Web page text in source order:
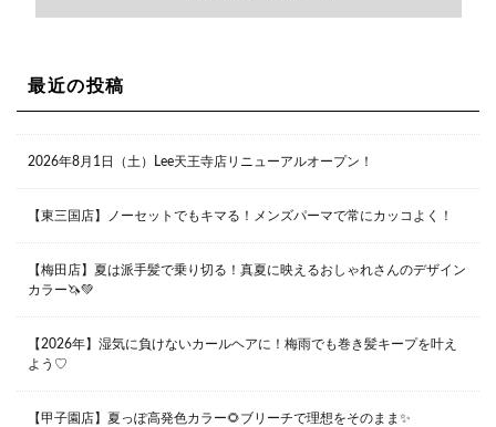
Lee京橋店
大阪府大阪市都島区東野田町２丁目９－２３ 晃進ビル2F
ビル1F
Lee四ツ橋店
兵庫県西宮市甲子園九番町1-2 フラットライフワーク1F
0798-42-3334
最近の投稿
2026年8月1日（土）Lee天王寺店リニューアルオープン！
【東三国店】ノーセットでもキマる！メンズパーマで常にカッコよく！
【梅田店】夏は派手髪で乗り切る！真夏に映えるおしゃれさんのデザイン
カラー🦄💚
【2026年】湿気に負けないカールヘアに！梅雨でも巻き髪キープを叶え
よう♡
【甲子園店】夏っぽ高発色カラー🌻ブリーチで理想をそのまま✨